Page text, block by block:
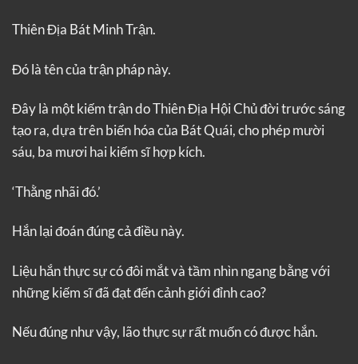
Thiên Địa Bát Minh Trận.
Đó là tên của trận pháp này.
Đây là một kiếm trận do Thiên Địa Hội Chủ đời trước sáng
tạo ra, dựa trên biến hóa của Bát Quái, cho phép mười
sáu, ba mươi hai kiếm sĩ hợp kích.
‘Thằng nhãi đó.’
Hắn lại đoán đúng cả điều này.
Liệu hắn thực sự có đôi mắt và tầm nhìn ngang bằng với
những kiếm sĩ đã đạt đến cảnh giới đỉnh cao?
Nếu đúng như vậy, lão thực sự rất muốn có được hắn.